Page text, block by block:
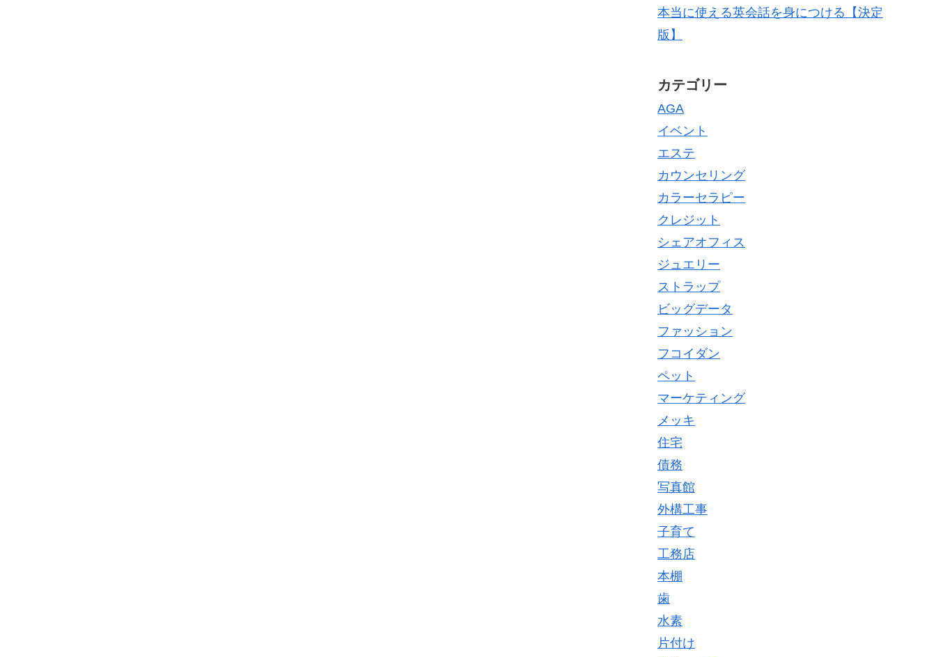
本当に使える英会話を身につける【決定
版】
カテゴリー
AGA
イベント
エステ
カウンセリング
カラーセラピー
クレジット
シェアオフィス
ジュエリー
ストラップ
ビッグデータ
ファッション
フコイダン
ペット
マーケティング
メッキ
住宅
債務
写真館
外構工事
子育て
工務店
本棚
歯
水素
片付け